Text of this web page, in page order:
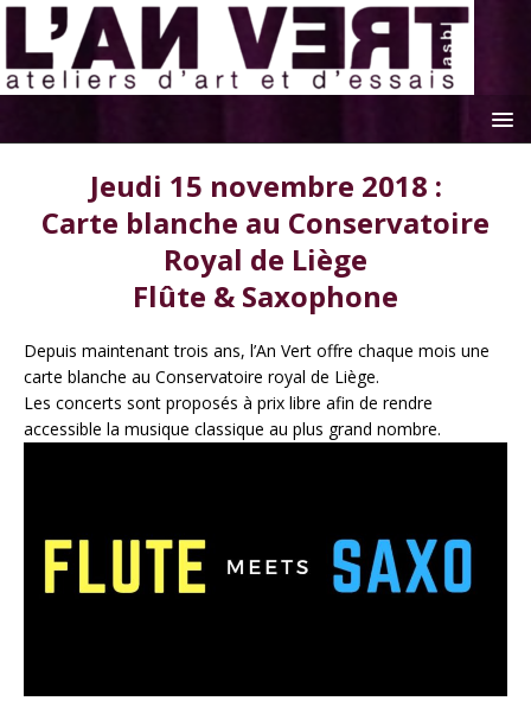
Jeudi 15 novembre 2018 :
Carte blanche au Conservatoire
Royal de Liège
Flûte & Saxophone
Depuis maintenant trois ans, l’An Vert offre chaque mois une
carte blanche au Conservatoire royal de Liège.
Les concerts sont proposés à prix libre afin de rendre
accessible la musique classique au plus grand nombre.